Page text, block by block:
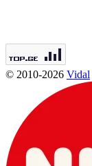
© 2010-2026 Vidal